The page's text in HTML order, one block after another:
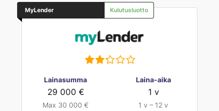
MyLender Kulutusluotto
Lainasumma
29 000 €
Max 30 000 €
Laina-aika
1 v
1 v – 12 v